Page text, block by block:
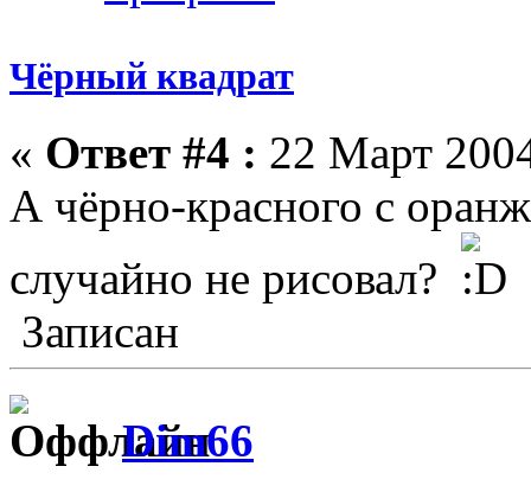
Чёрный квадрат
« Ответ #4 : 22 Март
А чёрно-красного с
случайно не рисовал?
Записан
Dim66